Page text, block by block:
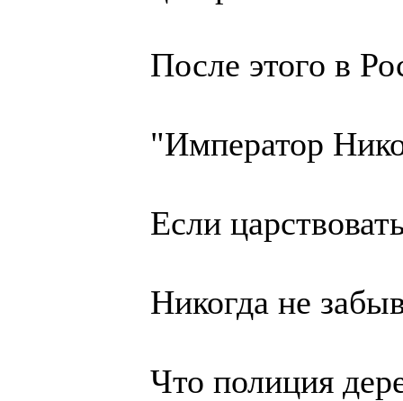
После этого в
"Император
Если
Никогда не
Что полиция